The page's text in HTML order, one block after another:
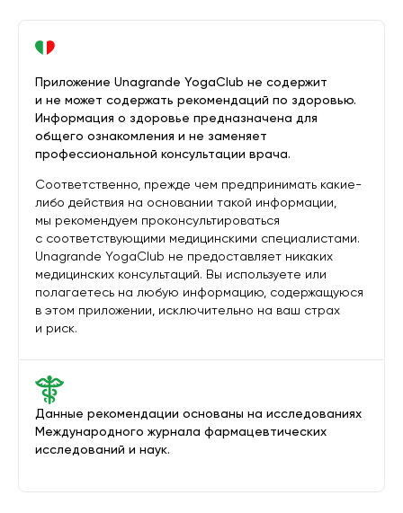
Данные рекомендации основаны на исследованиях
Международного журнала фармацевтических
исследований и наук.
Приложение Unagrande YogaClub не содержит
и не может содержать рекомендаций по здоровью.
Информация о здоровье предназначена для
общего ознакомления и не заменяет
профессиональной консультации врача.
Соответственно, прежде чем предпринимать какие-
либо действия на основании такой информации,
мы рекомендуем проконсультироваться
с соответствующими медицинскими специалистами.
Unagrande YogaClub не предоставляет никаких
медицинских консультаций. Вы используете или
полагаетесь на любую информацию, содержащуюся
в этом приложении, исключительно на ваш страх
и риск.